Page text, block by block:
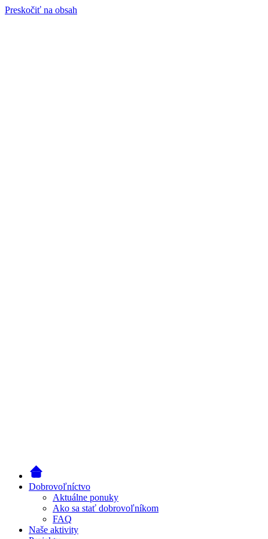
Preskočiť na obsah
Dobrovoľníctvo
Aktuálne ponuky
Ako sa stať dobrovoľníkom
FAQ
Naše aktivity